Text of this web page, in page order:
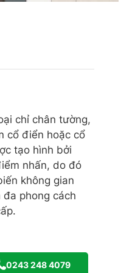
chỉ chân tường,
cổ điển hoặc cổ
tạo hình bởi
nhấn, do đó
không gian
phong cách
0243 248 4079